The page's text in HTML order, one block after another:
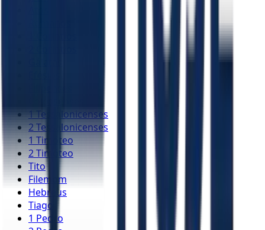
1 Tessalonicenses
2 Tessalonicenses
1 Timóteo
2 Timóteo
Tito
Filemom
Hebreus
Tiago
1 Pedro